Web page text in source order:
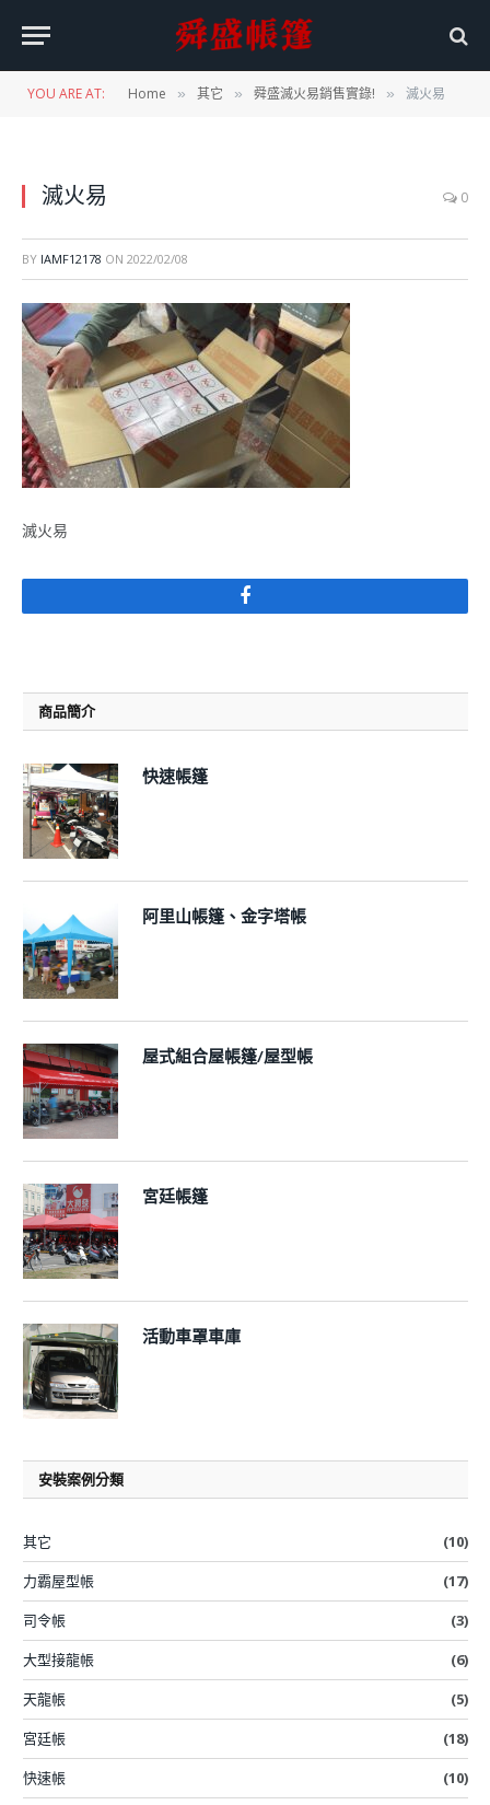
YOU ARE AT: Home » 其它 » 舜盛滅火易銷售實錄! » 滅火易
滅火易 0
BY IAMF12178 ON 2022/02/08
滅火易
Facebook
商品簡介
快速帳篷
阿里山帳篷、金字塔帳
屋式組合屋帳篷/屋型帳
宮廷帳篷
活動車罩車庫
安裝案例分類
其它
(10)
力霸屋型帳
(17)
司令帳
(3)
大型接龍帳
(6)
天龍帳
(5)
宮廷帳
(18)
快速帳
(10)